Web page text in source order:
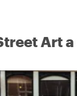
Art